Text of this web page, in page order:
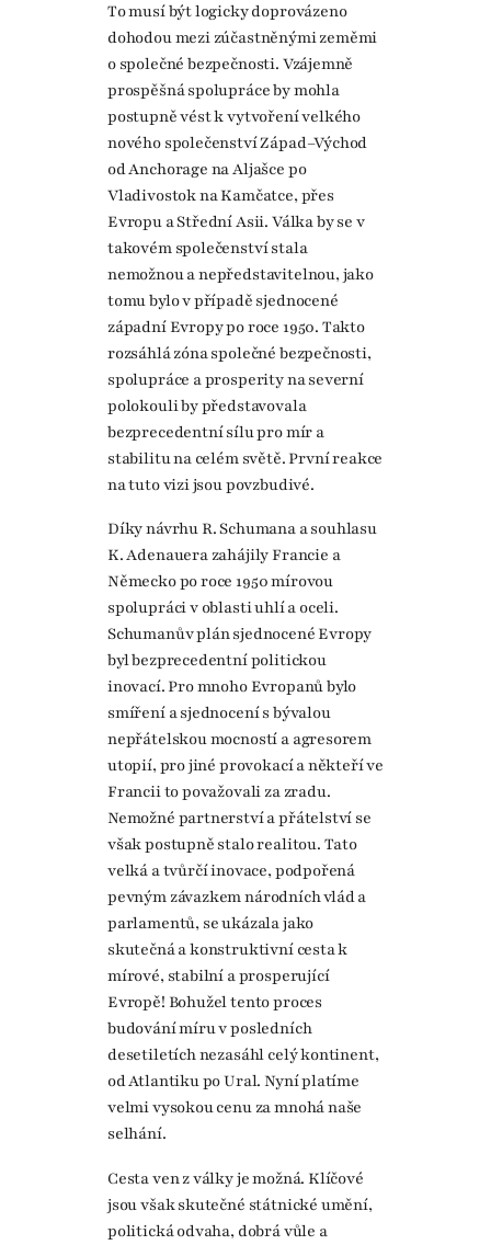
To musí být logicky doprovázeno
dohodou mezi zúčastněnými zeměmi
o společné bezpečnosti. Vzájemně
prospěšná spolupráce by mohla
postupně vést k vytvoření velkého
nového společenství Západ–Východ
od Anchorage na Aljašce po
Vladivostok na Kamčatce, přes
Evropu a Střední Asii. Válka by se v
takovém společenství stala
nemožnou a nepředstavitelnou, jako
tomu bylo v případě sjednocené
západní Evropy po roce 1950. Takto
rozsáhlá zóna společné bezpečnosti,
spolupráce a prosperity na severní
polokouli by představovala
bezprecedentní sílu pro mír a
stabilitu na celém světě. První reakce
na tuto vizi jsou povzbudivé.
Díky návrhu R. Schumana a souhlasu
K. Adenauera zahájily Francie a
Německo po roce 1950 mírovou
spolupráci v oblasti uhlí a oceli.
Schumanův plán sjednocené Evropy
byl bezprecedentní politickou
inovací. Pro mnoho Evropanů bylo
smíření a sjednocení s bývalou
nepřátelskou mocností a agresorem
utopií, pro jiné provokací a někteří ve
Francii to považovali za zradu.
Nemožné partnerství a přátelství se
však postupně stalo realitou. Tato
velká a tvůrčí inovace, podpořená
pevným závazkem národních vlád a
parlamentů, se ukázala jako
skutečná a konstruktivní cesta k
mírové, stabilní a prosperující
Evropě! Bohužel tento proces
budování míru v posledních
desetiletích nezasáhl celý kontinent,
od Atlantiku po Ural. Nyní platíme
velmi vysokou cenu za mnohá naše
selhání.
Cesta ven z války je možná. Klíčové
jsou však skutečné státnické umění,
politická odvaha, dobrá vůle a